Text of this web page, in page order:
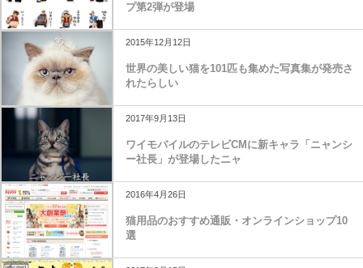
プ第2弾が登場
2015年12月12日
世界の美しい猫を101匹も集めた写真集が発売さ
れたらしい
2017年9月13日
ワイモバイルのテレビCMに新キャラ「ニャンシ
ー社長」が登場したニャ
2016年4月26日
猫用品のおすすめ通販・オンラインショップ10
選